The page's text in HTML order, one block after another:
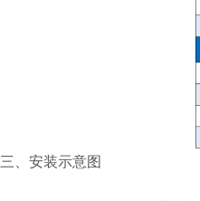
三、安装示意图